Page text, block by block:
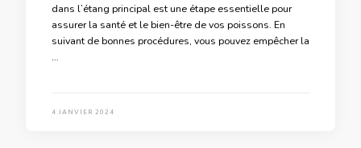
dans l’étang principal est une étape essentielle pour
assurer la santé et le bien-être de vos poissons. En
suivant de bonnes procédures, vous pouvez empêcher la
…
4 JANVIER 2024